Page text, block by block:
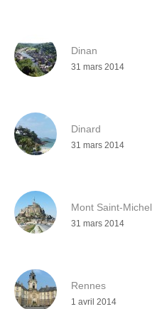
Dinan
31 mars 2014
Dinard
31 mars 2014
Mont Saint-Michel
31 mars 2014
Rennes
1 avril 2014